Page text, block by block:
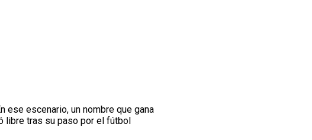
ese escenario, un nombre que gana
libre tras su paso por el fútbol